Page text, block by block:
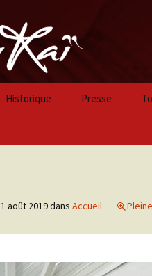
Historique Presse
1 août 2019dans Accueil